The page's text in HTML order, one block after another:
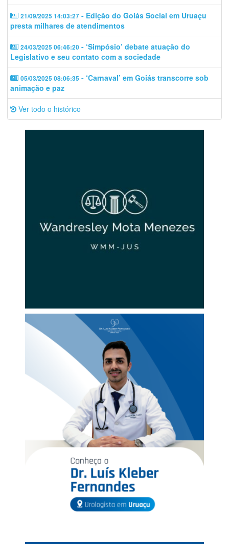
21/09/2025 14:03:27 - Edição do Goiás Social em Uruaçu
presta milhares de atendimentos
24/03/2025 06:46:20 - ‘Simpósio’ debate atuação do
Legislativo e seu contato com a sociedade
05/03/2025 08:06:35 - ‘Carnaval’ em Goiás transcorre sob
animação e paz
Ver todo o histórico